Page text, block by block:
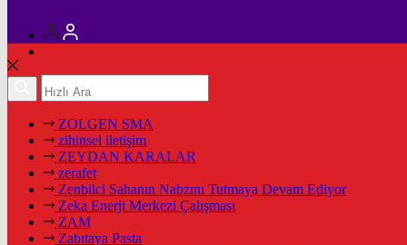
ZOLGEN SMA
zihinsel iletişim
ZEYDAN KARALAR
zerafet
Zenbilci Sahanın Nabzını Tutmaya Devam Ediyor
Zeka Enerji Merkezi Çalışması
ZAM
Zabıtaya Pasta